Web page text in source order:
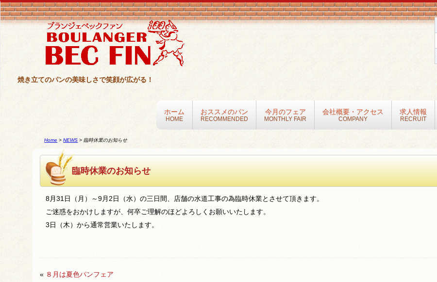
焼き立てのパンの美味しさで笑顔が広がる！
ホーム
HOME
おススメのパン
RECOMMENDED
今月のフェア
MONTHLY FAIR
会社概要・アクセス
COMPANY
求人情報
RECRUIT
Home >NEWS >臨時休業のお知らせ
臨時休業のお知らせ
8月31日（月）～9月2日（水）の三日間、店舗の水道工事の為臨時休業とさせて頂きます。
ご迷惑をおかけしますが、何卒ご理解のほどよろしくお願いいたします。
3日（木）から通常営業いたします。
« ８月は夏色パンフェア